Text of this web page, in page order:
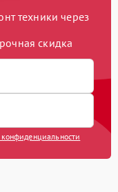
техники через
скидка